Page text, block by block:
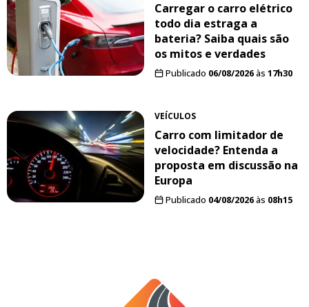
Carregar o carro elétrico
todo dia estraga a
bateria? Saiba quais são
os mitos e verdades
Publicado 06/08/2026às 17h30
VEÍCULOS
Carro com limitador de
velocidade? Entenda a
proposta em discussão na
Europa
Publicado 04/08/2026às 08h15